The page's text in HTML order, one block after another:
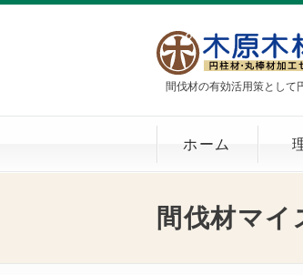
間伐材の有効活用策として
ホーム
間伐材マ